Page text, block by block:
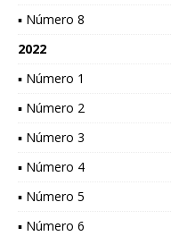
▪ Número 8
2022
▪ Número 1
▪ Número 2
▪ Número 3
▪ Número 4
▪ Número 5
▪ Número 6